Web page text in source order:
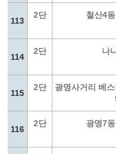
113
2단 철산4
114
2단 나
115
2단
광명사거리 베
116
2단 광명7